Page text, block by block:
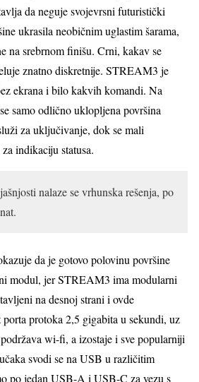
da neguje svojevrsni futuristički
ukrasila neobičnim uglastim šarama,
na srebrnom finišu. Crni, kakav se
znatno diskretnije. STREAM3 je
ekrana i bilo kakvih komandi. Na
samo odlično uklopljena površina
za uključivanje, dok se mali
indikaciju statusa.
nalaze se vrhunska rešenja, po
da je gotovo polovinu površine
modul, jer STREAM3 ima modularni
na desnoj strani i ovde
protoka 2,5 gigabita u sekundi, uz
wi-fi, a izostaje i sve popularniji
svodi se na USB u različitim
po jedan USB-A i USB-C za vezu s